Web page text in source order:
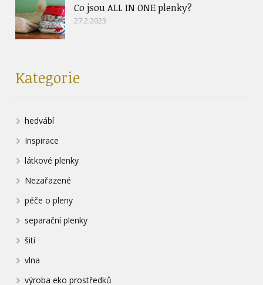
Co jsou ALL IN ONE plenky?
27.2.2023
Kategorie
hedvábí
Inspirace
látkové plenky
Nezařazené
péče o pleny
separační plenky
šití
vlna
výroba eko prostředků